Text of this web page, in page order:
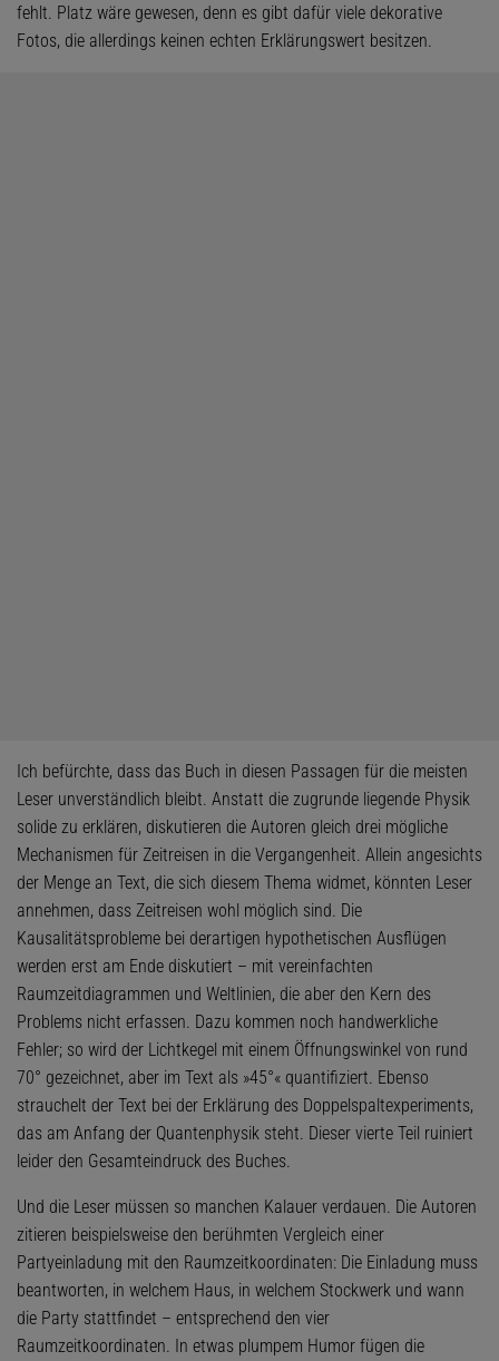
fehlt. Platz wäre gewesen, denn es gibt dafür viele dekorative
Fotos, die allerdings keinen echten Erklärungswert besitzen.
Ich befürchte, dass das Buch in diesen Passagen für die meisten
Leser unverständlich bleibt. Anstatt die zugrunde liegende Physik
solide zu erklären, diskutieren die Autoren gleich drei mögliche
Mechanismen für Zeitreisen in die Vergangenheit. Allein angesichts
der Menge an Text, die sich diesem Thema widmet, könnten Leser
annehmen, dass Zeitreisen wohl möglich sind. Die
Kausalitätsprobleme bei derartigen hypothetischen Ausflügen
werden erst am Ende diskutiert – mit vereinfachten
Raumzeitdiagrammen und Weltlinien, die aber den Kern des
Problems nicht erfassen. Dazu kommen noch handwerkliche
Fehler; so wird der Lichtkegel mit einem Öffnungswinkel von rund
70° gezeichnet, aber im Text als »45°« quantifiziert. Ebenso
strauchelt der Text bei der Erklärung des Doppelspaltexperiments,
das am Anfang der Quantenphysik steht. Dieser vierte Teil ruiniert
leider den Gesamteindruck des Buches.
Und die Leser müssen so manchen Kalauer verdauen. Die Autoren
zitieren beispielsweise den berühmten Vergleich einer
Partyeinladung mit den Raumzeitkoordinaten: Die Einladung muss
beantworten, in welchem Haus, in welchem Stockwerk und wann
die Party stattfindet – entsprechend den vier
Raumzeitkoordinaten. In etwas plumpem Humor fügen die